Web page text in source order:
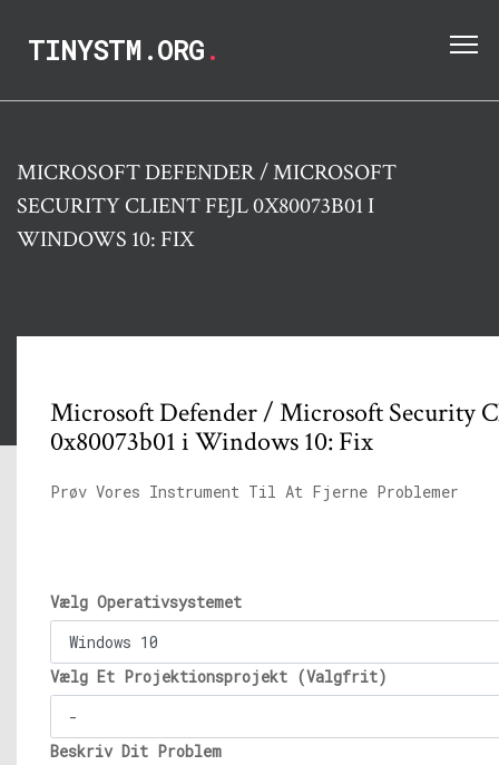
TINYSTM.ORG.
MICROSOFT DEFENDER / MICROSOFT
SECURITY CLIENT FEJL 0X80073B01 I
WINDOWS 10: FIX
Microsoft Defender / Microsoft Security
0x80073b01 i Windows 10: Fix
Prøv Vores Instrument Til At Fjerne Problemer
Vælg Operativsystemet
Vælg Et Projektionsprojekt (Valgfrit)
Beskriv Dit Problem